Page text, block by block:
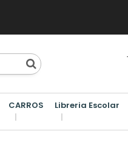
CARROS Libreria Escolar